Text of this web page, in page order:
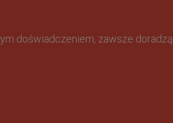
doświadczeniem, zawsze doradzą